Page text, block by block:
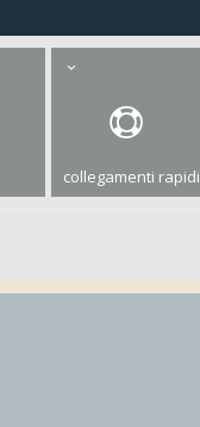
collegamenti rapidi